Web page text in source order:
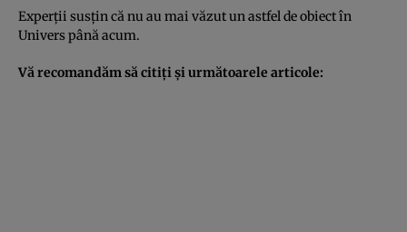
Experţii susţin că nu au mai văzut un astfel de obiect în
Univers până acum.
Vă recomandăm să citiţi şi următoarele articole: